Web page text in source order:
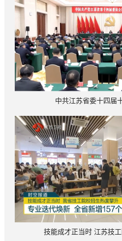
中共江苏省委十四届
技能成才正当时 江苏技